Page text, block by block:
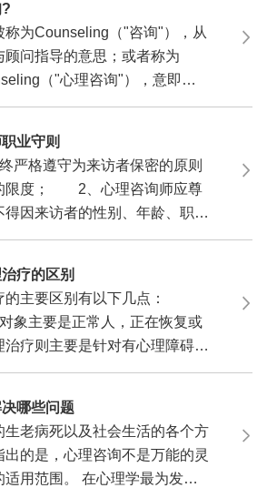
称为Counseling（"咨询"），从
问指导的意思；或者称为
（"心理咨询"），意即在
业守则
严格遵守为来访者保密的原则
限度； 2、心理咨询师应尊
因来访者的性别、年龄、职
疗的区别
的主要区别有以下几点：
象主要是正常人，正在恢复或
疗则主要是针对有心理障碍的
哪些问题
老病死以及社会生活的各个方
的是，心理咨询不是万能的灵
心理学最为发达